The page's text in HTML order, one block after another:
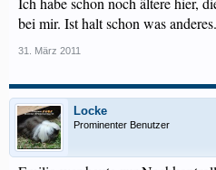
bei mir. Ist halt schon was anderes.
31. März 2011
Locke
Prominenter Benutzer